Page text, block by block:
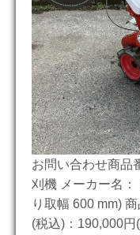
お問い合わせ商品
刈機 メーカー名：
り取幅 600 mm)
(税込)：190,000